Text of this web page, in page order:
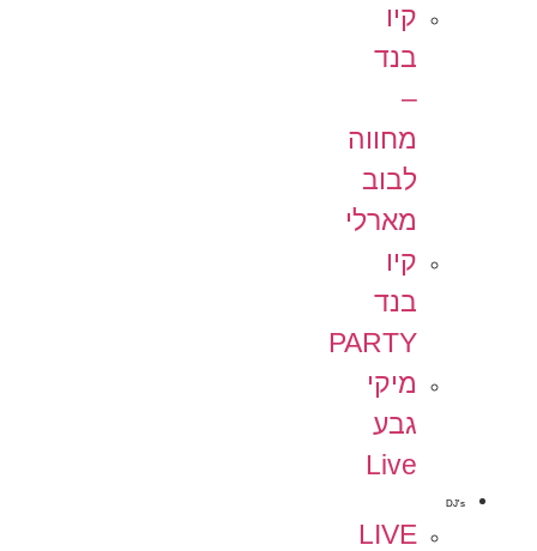
קיו
בנד
–
מחווה
לבוב
מארלי
קיו
בנד
PARTY
מיקי
גבע
Live
DJ's
LIVE